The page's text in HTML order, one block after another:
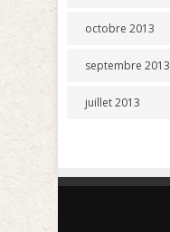
octobre 2013
septembre 2013
juillet 2013